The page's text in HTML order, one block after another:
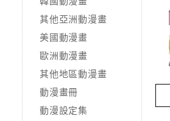
其他亞洲動漫畫
美國動漫畫
歐洲動漫畫
其他地區動漫畫
動漫畫冊
動漫設定集